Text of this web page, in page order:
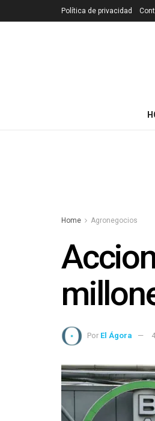
Política de privacidad
Home Agronegocios
Por El Ágora